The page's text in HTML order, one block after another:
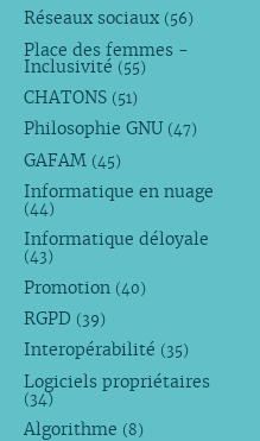
Réseaux sociaux (56)
Place des femmes -
Inclusivité (55)
CHATONS (51)
Philosophie GNU (47)
GAFAM (45)
Informatique en nuage
(44)
Informatique déloyale
(43)
Promotion (40)
RGPD (39)
Interopérabilité (35)
Logiciels propriétaires
(34)
Algorithme (8)